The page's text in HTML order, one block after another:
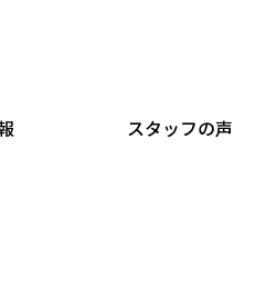
スタッフの声